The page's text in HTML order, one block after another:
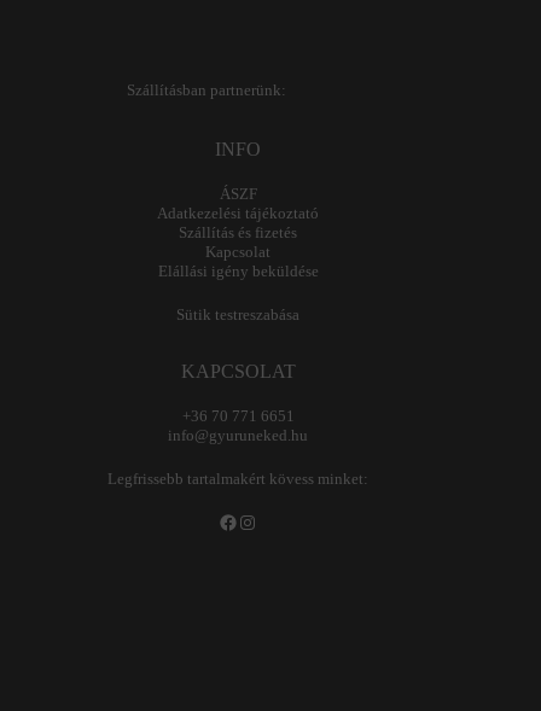
Szállításban partnerünk:
INFO
ÁSZF
Adatkezelési tájékoztató
Szállítás és fizetés
Kapcsolat
Elállási igény beküldése
Sütik testreszabása
KAPCSOLAT
+36 70 771 6651
info@gyuruneked.hu
Legfrissebb tartalmakért kövess minket:
Facebook
Instagram